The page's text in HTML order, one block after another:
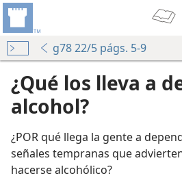
g78 22/5 págs. 5-9
¿Qué los lleva a
alcohol?
¿POR qué llega la gente a
señales tempranas que
hacerse alcohólico?